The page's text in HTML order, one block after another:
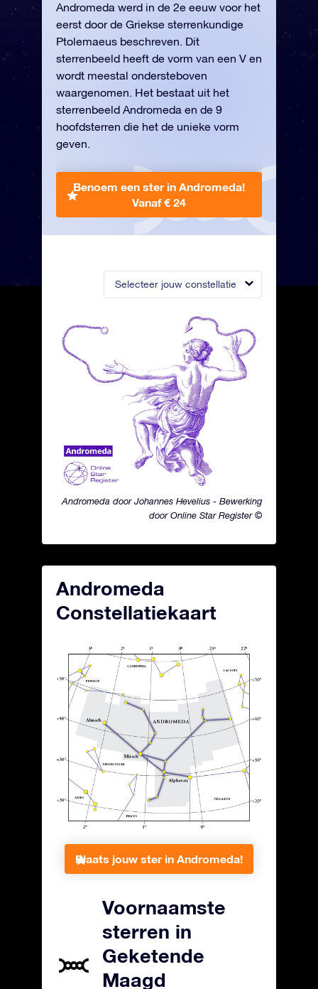
Selecteer jouw constellatie
Andromeda door Johannes Hevelius - Bewerking
door Online Star Register ©
Andromeda werd in de 2e eeuw voor het
eerst door de Griekse sterrenkundige
Ptolemaeus beschreven. Dit
sterrenbeeld heeft de vorm van een V en
wordt meestal ondersteboven
waargenomen. Het bestaat uit het
sterrenbeeld Andromeda en de 9
hoofdsterren die het de unieke vorm
geven.
Benoem een ster in Andromeda!
Vanaf € 24
Andromeda
Constellatiekaart
Plaats jouw ster in Andromeda!
Voornaamste
sterren in
Geketende
Maagd